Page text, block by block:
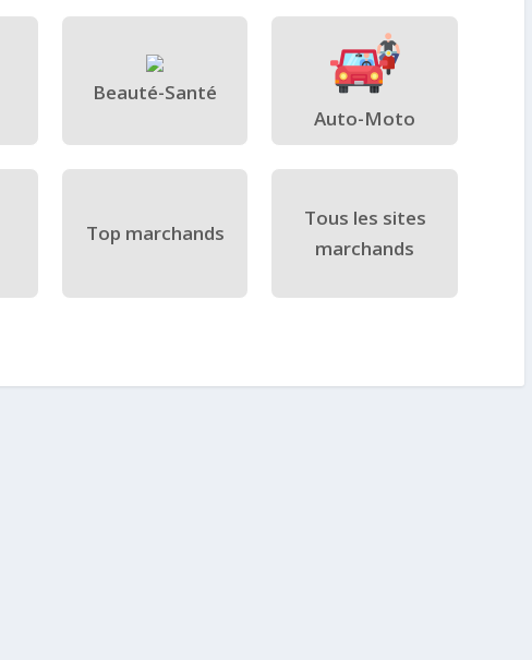
Beauté-Santé
Auto-Moto
Top marchands
Tous les sites
marchands